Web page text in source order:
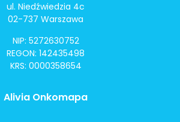
ul. Niedźwiedzia 4c
02-737 Warszawa
NIP: 5272630752
REGON: 142435498
KRS: 0000358654
Alivia Onkomapa